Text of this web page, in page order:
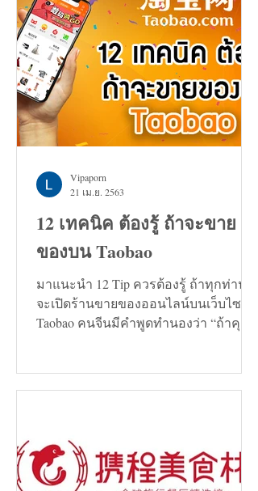
12 เทคนิค ต้องรู้ ถ้าจะขาย
ของบน Taobao
มาแนะนำ 12 Tip ควรต้องรู้ ถ้าทุกท่าน
จะเปิดร้านขายของออนไลน์บนเว็บไซต์
Taobao คนจีนมีคำพูดทำนองว่า “ถ้าคุณ
Vipaporn
21 เม.ย. 2563